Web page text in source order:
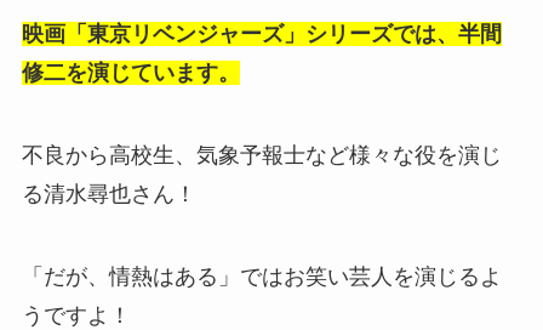
映画「東京リベンジャーズ」シリーズでは、半間
修二を演じています。
不良から高校生、気象予報士など様々な役を演じ
る清水尋也さん！
「だが、情熱はある」ではお笑い芸人を演じるよ
うですよ！